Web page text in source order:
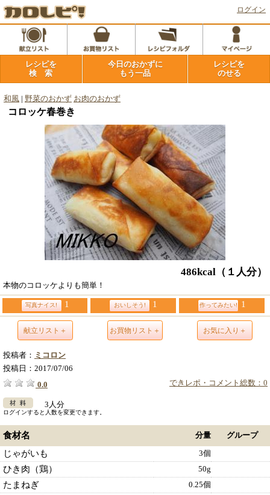
ログイン
レシピを
検 索
今日のおかずに
もう一品
レシピを
のせる
和風 野菜のおかず お肉のおかず
コロッケ春巻き
486kcal （１人分）
本物のコロッケよりも簡単！
写真ナイス! 1 おいしそう! 1 作ってみたい! 1
献立リスト＋ お買物リスト＋ お気に入り＋
投稿者： ミコロン
投稿日： 2017/07/06
できレポ・コメント総数：0
0.0
3人分
ログインすると人数を変更できます。
食材名 分量 グループ
じゃがいも 3個
ひき肉（鶏） 50g
たまねぎ 0.25個